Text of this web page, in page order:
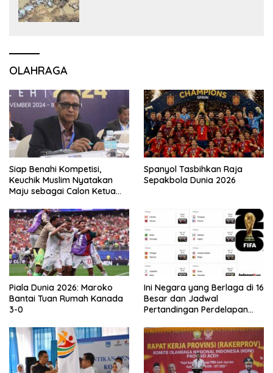
OLAHRAGA
Siap Benahi Kompetisi,
Keuchik Muslim Nyatakan
Maju sebagai Calon Ketua
Spanyol Tasbihkan Raja
Sepakbola Dunia 2026
Piala Dunia 2026: Maroko
Bantai Tuan Rumah Kanada
3-0
Ini Negara yang Berlaga di 16
Besar dan Jadwal
Pertandingan Perdelapan